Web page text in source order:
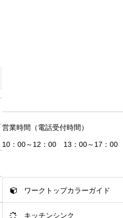
営業時間（電話受付時間）
10：00～12：00 13：00～17：00
ワークトップカラーガイド
キッチンシンク